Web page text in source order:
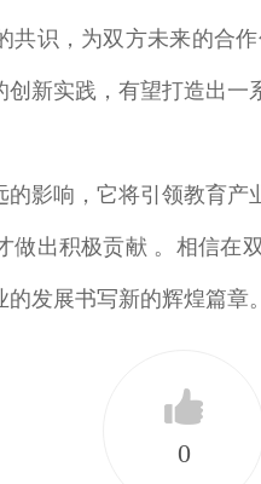
共识，为双方未来的合
新实践，有望打造出
影响，它将引领教育
做出积极贡献 。相信在
发展书写新的辉煌篇章。
0